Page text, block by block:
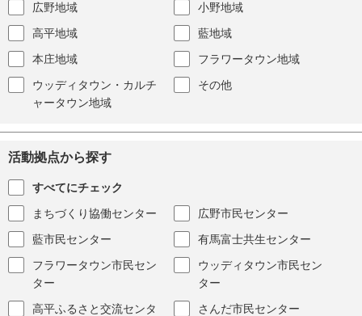
広野地域
小野地域
高平地域
藍地域
本庄地域
フラワータウン地域
ウッディタウン・カルチ
ャータウン地域
その他
活動拠点から探す
すべてにチェック
まちづくり協働センター
広野市民センター
藍市民センター
有馬富士共生センター
フラワータウン市民セン
ター
ウッディタウン市民セン
ター
高平ふるさと交流センタ
さんだ市民センター